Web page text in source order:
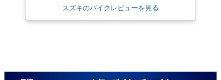
スズキのバイクレビューを見る